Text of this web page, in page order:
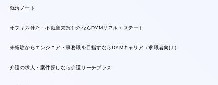
就活ノート
オフィス仲介・不動産売買仲介ならDYMリアルエステート
未経験からエンジニア・事務職を目指すならDYMキャリア（求職者向け）
介護の求人・案件探しなら介護サーチプラス